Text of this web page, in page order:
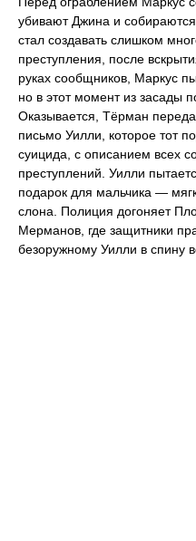
убивают Джина и
стал создавать слишком
преступления, после
руках сообщников, Маркус
но в этот момент из засады
Оказывается, Тёрман
письмо Уилли, которое тот
суицида, с описанием всех
преступлений. Уилли
подарок для мальчика —
слона. Полиция догоняет
Мерманов, где защитники
безоружному Уилли в спину